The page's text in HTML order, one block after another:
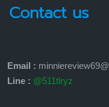
Contact us
Email :
Line : @511tlryz